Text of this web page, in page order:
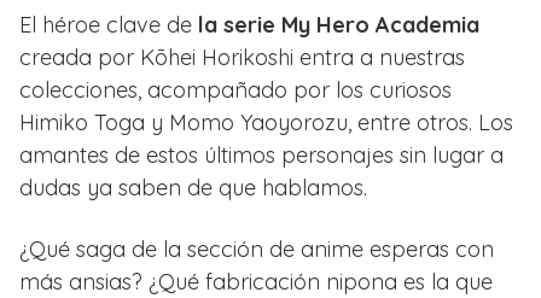
El héroe clave de la serie My Hero Academia
creada por Kōhei Horikoshi entra a nuestras
colecciones, acompañado por los curiosos
Himiko Toga y Momo Yaoyorozu, entre otros. Los
amantes de estos últimos personajes sin lugar a
dudas ya saben de que hablamos.
¿Qué saga de la sección de anime esperas con
más ansias? ¿Qué fabricación nipona es la que